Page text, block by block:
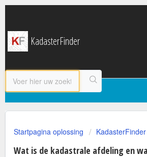
KadasterFinder
Startpagina oplossing KadasterFinder
Wat is de kadastrale afdeling en